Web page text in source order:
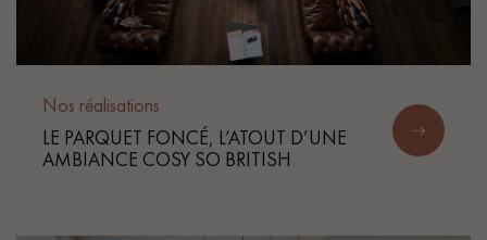
Nos réalisations
LE PARQUET FONCÉ, L’ATOUT D’UNE
AMBIANCE COSY SO BRITISH